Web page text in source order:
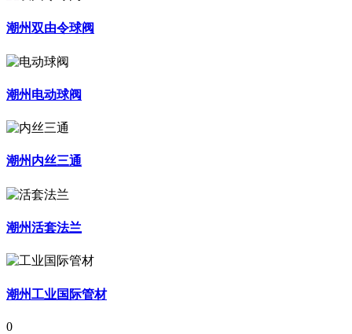
潮州双由令球阀
潮州电动球阀
潮州内丝三通
潮州活套法兰
潮州工业国际管材
0